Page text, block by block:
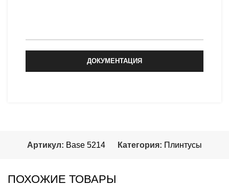
ДОКУМЕНТАЦИЯ
Артикул: Base 5214 Категория: Плинтусы
ПОХОЖИЕ ТОВАРЫ